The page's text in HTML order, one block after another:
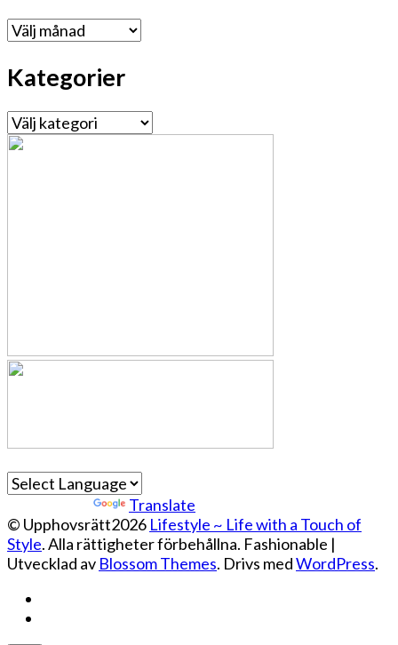
Arkiv
Kategorier
Kategorier
Translate
© Upphovsrätt2026 Lifestyle ~ Life with a Touch of
Style. Alla rättigheter förbehållna. Fashionable |
Utvecklad av Blossom Themes. Drivs medWordPress.